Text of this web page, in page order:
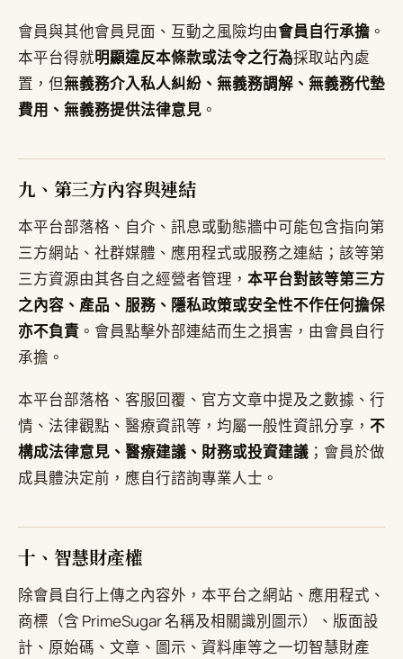
會員與其他會員見面、互動之風險均由會員自行承擔 。
本平台得就明顯違反本條款或法令之行為採取站內處
置，但無義務介入私人糾紛、無義務調解、無義務代墊
費用、無義務提供法律意見 。
九、第三方內容與連結
本平台部落格、自介、訊息或動態牆中可能包含指向第
三方網站、社群媒體、應用程式或服務之連結；該等第
三方資源由其各自之經營者管理， 本平台對該等第三方
之內容、產品、服務、隱私政策或安全性不作任何擔保
亦不負責 。會員點擊外部連結而生之損害，由會員自行
承擔。
本平台部落格、客服回覆、官方文章中提及之數據、行
情、法律觀點、醫療資訊等，均屬一般性資訊分享， 不
構成法律意見、醫療建議、財務或投資建議 ；會員於做
成具體決定前，應自行諮詢專業人士。
十、智慧財產權
除會員自行上傳之內容外，本平台之網站、應用程式、
商標（含 PrimeSugar 名稱及相關識別圖示）、版面設
計、原始碼、文章、圖示、資料庫等之一切智慧財產